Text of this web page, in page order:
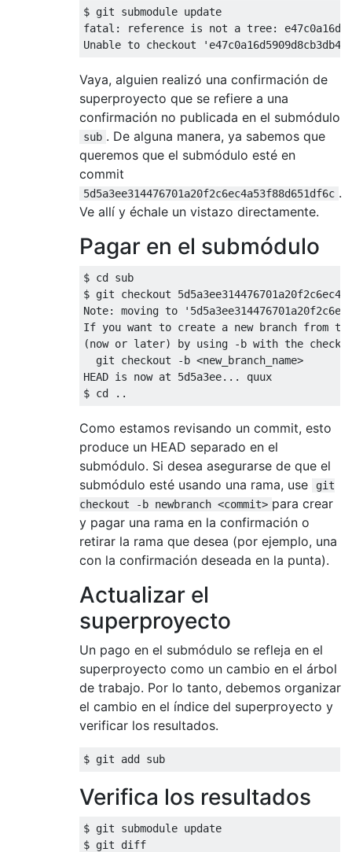
$ git submodule update
fatal: reference is not a tree:
Vaya, alguien realizó una confirmación de
superproyecto que se refiere a una
confirmación no publicada en el submódulo
sub . De alguna manera, ya sabemos que
queremos que el submódulo esté en
commit
5d5a3ee314476701a20f2c6ec4a53f88d651df6c .
Ve allí y échale un vistazo directamente.
Pagar en el submódulo
$ cd sub
$ git checkout
Note: moving to
If you want to create a new branch from
(now or later) by using -b with the checkout
  git checkout -b <new_branch_name>
HEAD is now at 5d5a3ee... quux
Como estamos revisando un commit, esto
produce un HEAD separado en el
submódulo. Si desea asegurarse de que el
submódulo esté usando una rama, use
git
checkout -b newbranch <commit> para crear
y pagar una rama en la confirmación o
retirar la rama que desea (por ejemplo, una
con la confirmación deseada en la punta).
Actualizar el
superproyecto
Un pago en el submódulo se refleja en el
superproyecto como un cambio en el árbol
de trabajo. Por lo tanto, debemos organizar
el cambio en el índice del superproyecto y
verificar los resultados.
Verifica los resultados
$ git submodule update
$ git diff